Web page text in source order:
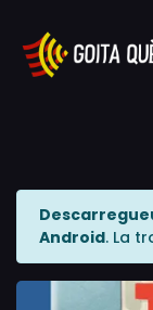
Android. La